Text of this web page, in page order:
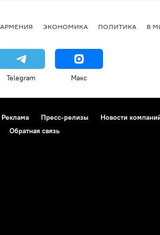
АРМЕНИЯ ЭКОНОМИКА ПОЛИТИКА В
Telegram Макс
Реклама Пресс-релизы Новости
Обратная связь